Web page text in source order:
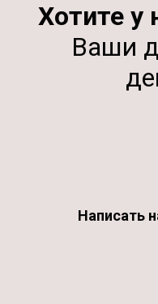
Хотите у
Ваши
Написать